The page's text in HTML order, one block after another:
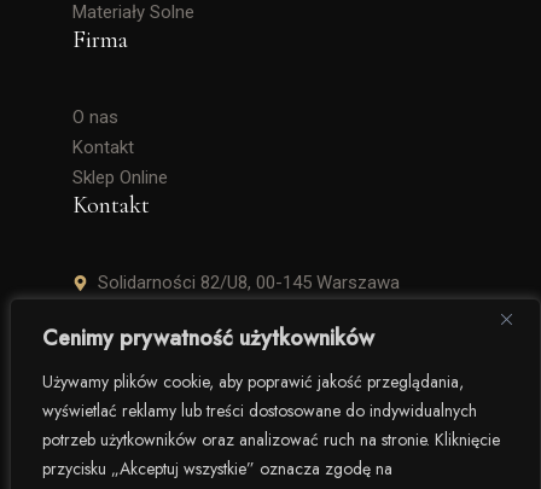
Cenimy prywatność użytkowników
Używamy plików cookie, aby poprawić jakość przeglądania,
wyświetlać reklamy lub treści dostosowane do indywidualnych
potrzeb użytkowników oraz analizować ruch na stronie. Kliknięcie
przycisku „Akceptuj wszystkie” oznacza zgodę na
Materiały Solne
Firma
O nas
Kontakt
Sklep Online
Kontakt
Solidarności 82/U8, 00-145 Warszawa
+48 506 504 900
krzysztof.lipinski@salinarium.com
Pon. – Pt. 8:00 – 16:00